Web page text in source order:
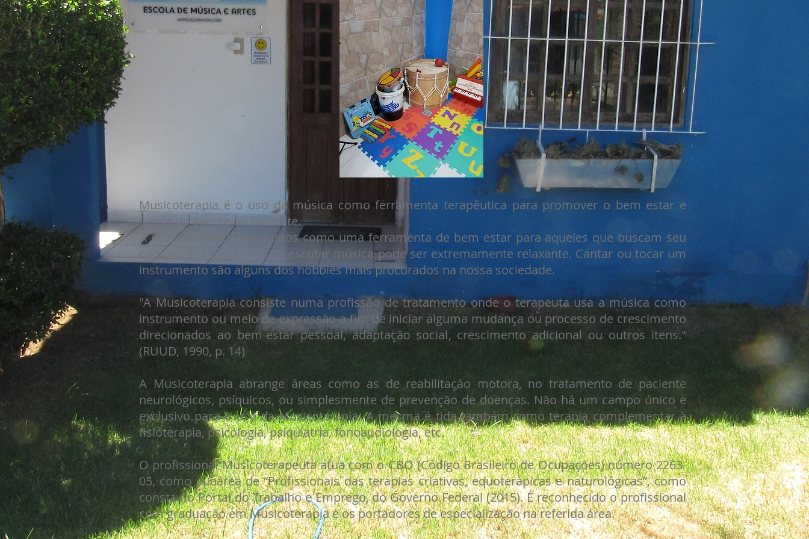
Musicoterapia é o uso da música como ferramenta terapêutica para promover o bem estar e
saúde do cliente ou paciente.
A música é vista por muitos como uma ferramenta de bem estar para aqueles que buscam seu
contato. O simples ato de escutar música pode ser extremamente relaxante. Cantar ou tocar um
instrumento são alguns dos hobbies mais procurados na nossa sociedade.
"A Musicoterapia consiste numa profissão de tratamento onde o terapeuta usa a música como
instrumento ou meio de expressão a fim de iniciar alguma mudança ou processo de crescimento
direcionados ao bem-estar pessoal, adaptação social, crescimento adicional ou outros itens."
(RUUD, 1990, p. 14)
A Musicoterapia abrange áreas como as de reabilitação motora, no tratamento de paciente
neurológicos, psíquicos, ou simplesmente de prevenção de doenças. Não há um campo único e
exclusivo para o uso da Musicoterapia. A mesma é tida também como terapia complementar à
fisioterapia, psicologia, psiquiatria, fonoaudiologia, etc.
O profissional Musicoterapeuta atua com o CBO (Código Brasileiro de Ocupações) número 2263-
05, como subárea de “Profissionais das terapias criativas, equoterápicas e naturológicas”, como
consta no Portal do Trabalho e Emprego, do Governo Federal (2015). É reconhecido o profissional
com graduação em Musicoterapia e os portadores de especialização na referida área.